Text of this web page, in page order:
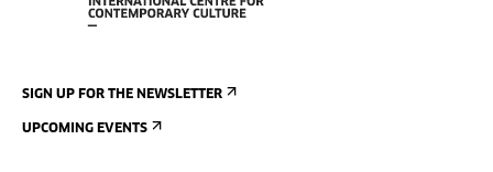
SIGN UP FOR THE NEWSLETTER
UPCOMING EVENTS